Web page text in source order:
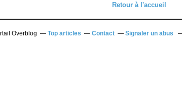
Retour à l'accueil
Overblog Top articles Contact Signaler un abus